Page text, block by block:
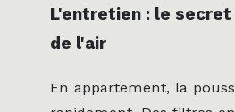
L'entretien : le
de l'air
En appartement, la